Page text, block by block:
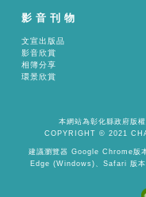
影音刊物
文宣出版品
影音欣賞
相簿分享
環景欣賞
本網站為彰化縣政府版
COPYRIGHT © 2021
建議瀏覽器 Google Chrome版
Edge (Windows)、Safari 版